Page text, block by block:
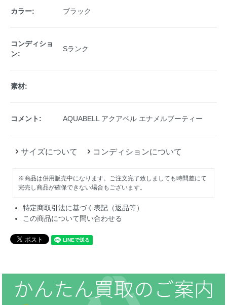
カラー: ブラック
コンディショ
ン:
Sランク
素材:
コメント: AQUABELL アクアベル エナメルブーティー
サイズについて コンディションについて
※商品は併用販売中になります。ご注文完了致しましても時間差にて
完売し商品が確保できない場合もございます。
特定商取引法に基づく表記（返品等）
この商品について問い合わせる